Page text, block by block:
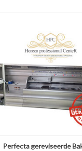
TOEVOEGEN AAN
Perfecta gereviseerde